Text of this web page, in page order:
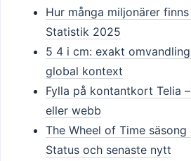
Hur många miljonärer
Statistik 2025
5 4 i cm: exakt
global kontext
Fylla på kontantkort Telia
eller webb
The Wheel of Time
Status och senaste nytt